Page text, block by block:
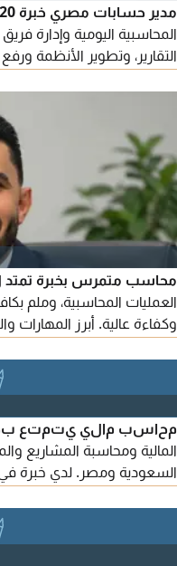
المحاسبية اليومية وإدارة
التقارير، وتطوير الأنظمة
للإدارة تشمل مؤشرات الأداء
مالية للتوقعات والتدفقات
ومتابعة السيولة
الكفاءة وترشيد التكاليف
العمليات المحاسبية، وملم
وكفاءة عالية. أبرز المهارات
القيود اليومية، التسويات
التقارير القوائم المالية اعداد
قائمة الدخل والمركز المالي.
محاسب مالي يتمتع
المالية ومحاسبة المشاريع
السعودية ومصر. لدي خبرة في
التقارير المالية، ومراجعة